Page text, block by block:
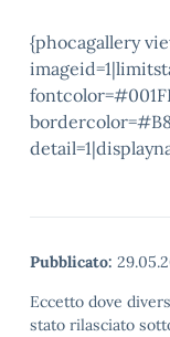
{phocagallery
Pubblicato:
Eccetto dove
stato rilasciato